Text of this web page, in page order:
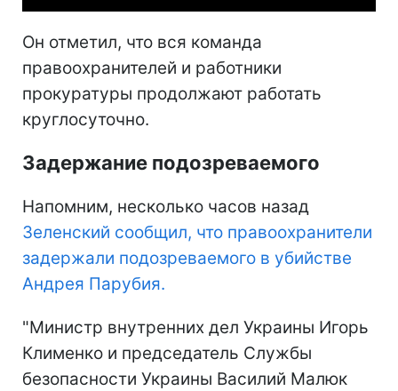
Он отметил, что вся команда
правоохранителей и работники
прокуратуры продолжают работать
круглосуточно.
Задержание подозреваемого
Напомним, несколько часов назад
Зеленский сообщил, что правоохранители
задержали подозреваемого в убийстве
Андрея Парубия.
"Министр внутренних дел Украины Игорь
Клименко и председатель Службы
безопасности Украины Василий Малюк